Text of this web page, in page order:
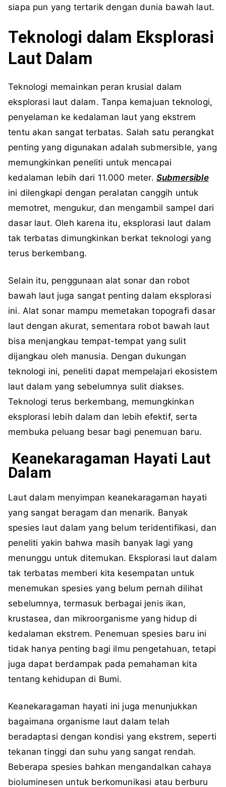
siapa pun yang tertarik dengan dunia bawah laut.
Teknologi dalam Eksplorasi
Laut Dalam
Teknologi memainkan peran krusial dalam
eksplorasi laut dalam. Tanpa kemajuan teknologi,
penyelaman ke kedalaman laut yang ekstrem
tentu akan sangat terbatas. Salah satu perangkat
penting yang digunakan adalah submersible, yang
memungkinkan peneliti untuk mencapai
kedalaman lebih dari 11.000 meter. Submersible
ini dilengkapi dengan peralatan canggih untuk
memotret, mengukur, dan mengambil sampel dari
dasar laut. Oleh karena itu, eksplorasi laut dalam
tak terbatas dimungkinkan berkat teknologi yang
terus berkembang.
Selain itu, penggunaan alat sonar dan robot
bawah laut juga sangat penting dalam eksplorasi
ini. Alat sonar mampu memetakan topografi dasar
laut dengan akurat, sementara robot bawah laut
bisa menjangkau tempat-tempat yang sulit
dijangkau oleh manusia. Dengan dukungan
teknologi ini, peneliti dapat mempelajari ekosistem
laut dalam yang sebelumnya sulit diakses.
Teknologi terus berkembang, memungkinkan
eksplorasi lebih dalam dan lebih efektif, serta
membuka peluang besar bagi penemuan baru.
Keanekaragaman Hayati Laut
Dalam
Laut dalam menyimpan keanekaragaman hayati
yang sangat beragam dan menarik. Banyak
spesies laut dalam yang belum teridentifikasi, dan
peneliti yakin bahwa masih banyak lagi yang
menunggu untuk ditemukan. Eksplorasi laut dalam
tak terbatas memberi kita kesempatan untuk
menemukan spesies yang belum pernah dilihat
sebelumnya, termasuk berbagai jenis ikan,
krustasea, dan mikroorganisme yang hidup di
kedalaman ekstrem. Penemuan spesies baru ini
tidak hanya penting bagi ilmu pengetahuan, tetapi
juga dapat berdampak pada pemahaman kita
tentang kehidupan di Bumi.
Keanekaragaman hayati ini juga menunjukkan
bagaimana organisme laut dalam telah
beradaptasi dengan kondisi yang ekstrem, seperti
tekanan tinggi dan suhu yang sangat rendah.
Beberapa spesies bahkan mengandalkan cahaya
bioluminesen untuk berkomunikasi atau berburu